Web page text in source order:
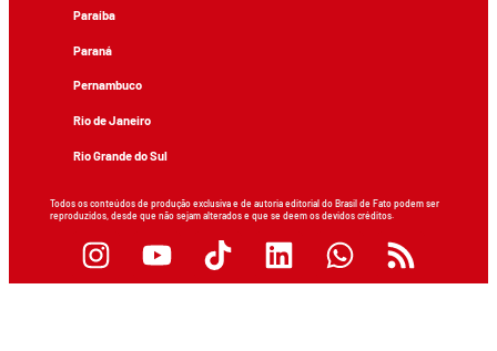
Paraíba
Paraná
Pernambuco
Rio de Janeiro
Rio Grande do Sul
Todos os conteúdos de produção exclusiva e de autoria editorial do Brasil de Fato podem ser
reproduzidos, desde que não sejam alterados e que se deem os devidos créditos.